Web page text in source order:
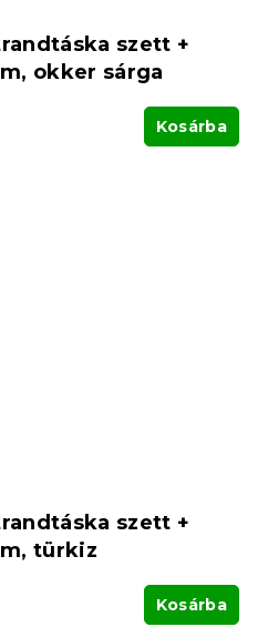
szett +
okker sárga
Kosárba
szett +
türkiz
Kosárba